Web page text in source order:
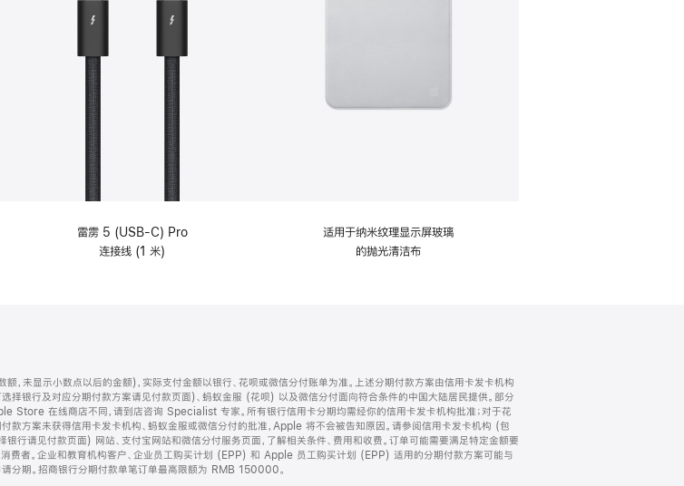
雷雳 5 (USB-C) Pro
连接线 (1 米)
适用于纳米纹理显示屏玻璃
的抛光清洁布
，未显示小数点以后的金额)，实际支付金额以银行、花呗或微信分付账单为准。上述分期付款方案由信用卡发卡机构
择银行及对应分期付款方案请见付款页面)、蚂蚁金服 (花呗) 以及微信分付面向符合条件的中国大陆居民提供。部分
在线商店不同，请到店咨询 Specialist 专家。所有银行信用卡分期均需经你的信用卡发卡机构批准；对于花
款方案未获得信用卡发卡机构、蚂蚁金服或微信分付的批准，Apple 将不会被告知原因。请参阅信用卡发卡机构 (包
行请见付款页面) 网站、支付宝网站和微信分付服务页面，了解相关条件、费用和收费。订单可能需要满足特定金额要
费者。企业和教育机构客户、企业员工购买计划 (EPP) 和 Apple 员工购买计划 (EPP) 适用的分期付款方案可能与
请分期。招商银行分期付款单笔订单最高限额为 RMB 150000。